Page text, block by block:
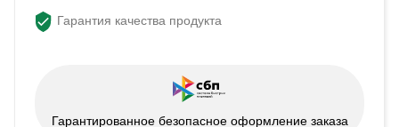
Гарантия качества продукта
Гарантированное безопасное оформление заказа